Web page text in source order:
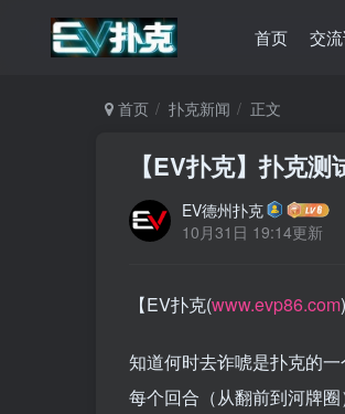
首页 交
首页 扑克新闻 正文
【EV扑克】扑克
EV德州扑克
10月31日 19:14更新
【EV扑克(www.evp86.com
知道何时去诈唬是扑克的
每个回合（从翻前到河牌圈